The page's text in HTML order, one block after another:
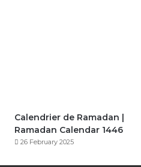
Calendrier de Ramadan |
Ramadan Calendar 1446
26 February 2025